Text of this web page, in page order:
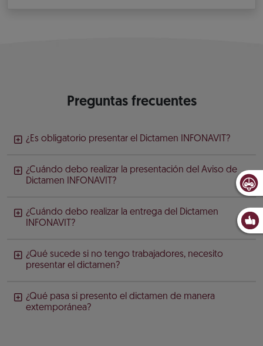
Preguntas frecuentes
¿Es obligatorio presentar el Dictamen INFONAVIT?
¿Cuándo debo realizar la presentación del Aviso de
Dictamen INFONAVIT?
¿Cuándo debo realizar la entrega del Dictamen
INFONAVIT?
¿Qué sucede si no tengo trabajadores, necesito
presentar el dictamen?
¿Qué pasa si presento el dictamen de manera
extemporánea?